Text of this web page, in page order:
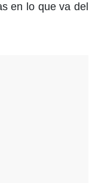
en lo que va del